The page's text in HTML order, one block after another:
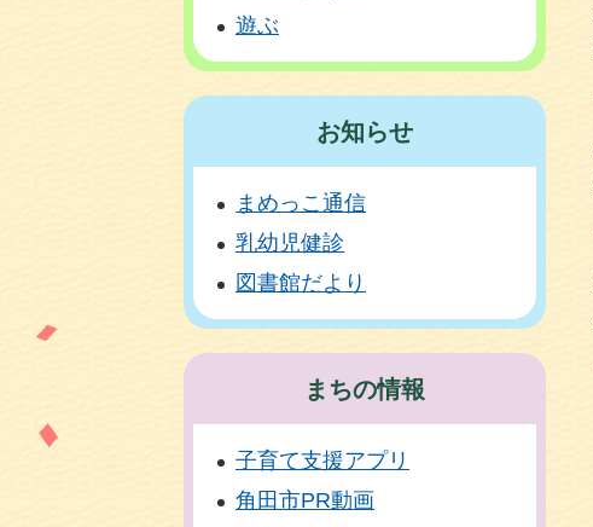
遊ぶ
お知らせ
まめっこ通信
乳幼児健診
図書館だより
まちの情報
子育て支援アプリ
角田市PR動画